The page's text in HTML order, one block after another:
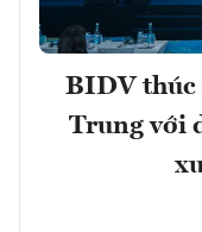
BIDV thúc
Trung với